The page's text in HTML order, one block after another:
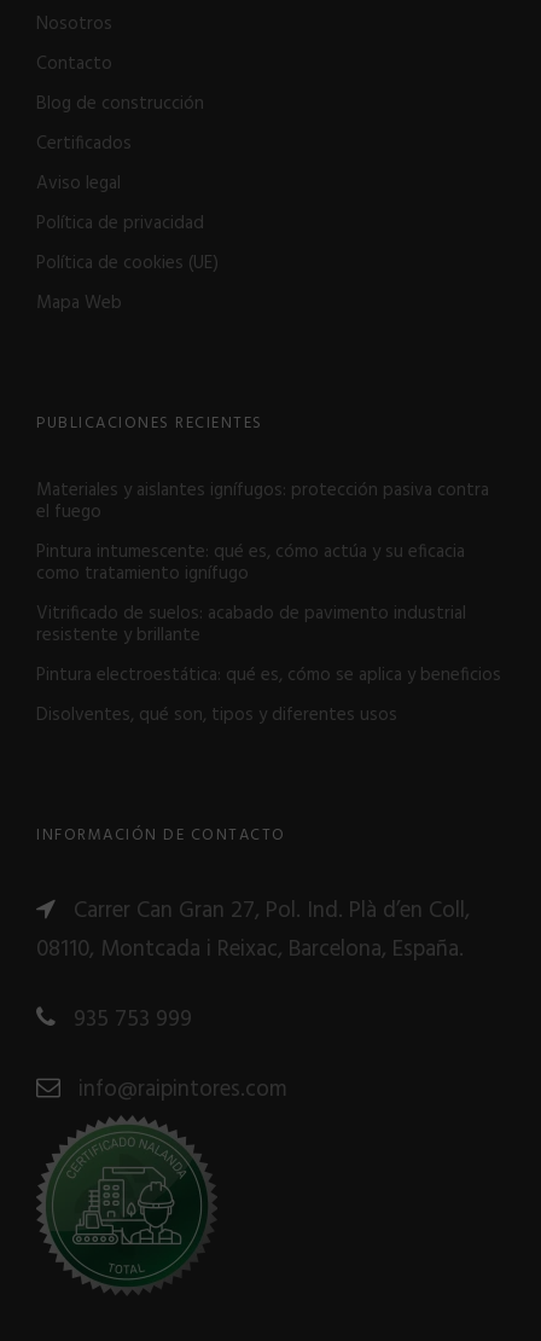
Nosotros
Contacto
Blog de construcción
Certificados
Aviso legal
Política de privacidad
Política de cookies (UE)
Mapa Web
PUBLICACIONES RECIENTES
Materiales y aislantes ignífugos: protección pasiva contra
el fuego
Pintura intumescente: qué es, cómo actúa y su eficacia
como tratamiento ignífugo
Vitrificado de suelos: acabado de pavimento industrial
resistente y brillante
Pintura electroestática: qué es, cómo se aplica y beneficios
Disolventes, qué son, tipos y diferentes usos
INFORMACIÓN DE CONTACTO
Carrer Can Gran 27, Pol. Ind. Plà d’en Coll,
08110, Montcada i Reixac, Barcelona, España.
935 753 999
info@raipintores.com